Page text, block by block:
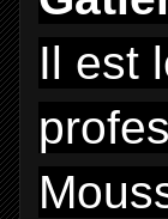
Il est